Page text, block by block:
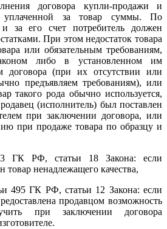
договора купли-продажи и
уплаченной за товар суммы. По
за его счет потребитель должен
При этом недостаток товара
или обязательным требованиям,
либо в установленном им
договора (при их отсутствии или
предъявляем требованиям), или
такого рода обычно используется,
(исполнитель) был поставлен
при заключении договора, или
при продаже товара по образцу и
ГК РФ, статьи 18 Закона: если
товар ненадлежащего качества,
495 ГК РФ, статьи 12 Закона: если
продавцом возможность
при заключении договора